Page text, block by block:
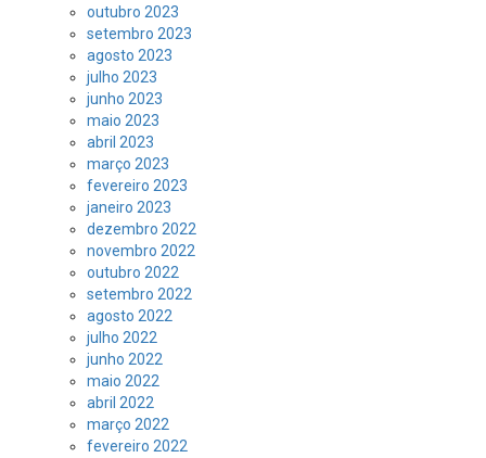
outubro 2023
setembro 2023
agosto 2023
julho 2023
junho 2023
maio 2023
abril 2023
março 2023
fevereiro 2023
janeiro 2023
dezembro 2022
novembro 2022
outubro 2022
setembro 2022
agosto 2022
julho 2022
junho 2022
maio 2022
abril 2022
março 2022
fevereiro 2022